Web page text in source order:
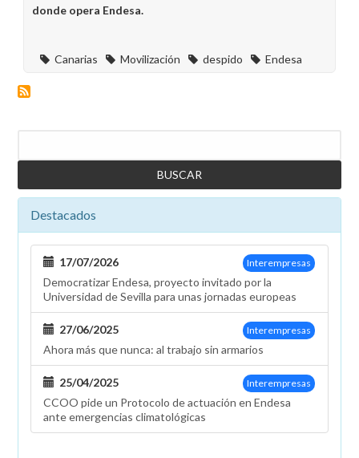
donde opera Endesa.
Canarias Movilización despido Endesa
Destacados
Interempresas
17/07/2026
Democratizar Endesa, proyecto invitado por la
Universidad de Sevilla para unas jornadas europeas
Interempresas
27/06/2025
Ahora más que nunca: al trabajo sin armarios
Interempresas
25/04/2025
CCOO pide un Protocolo de actuación en Endesa
ante emergencias climatológicas